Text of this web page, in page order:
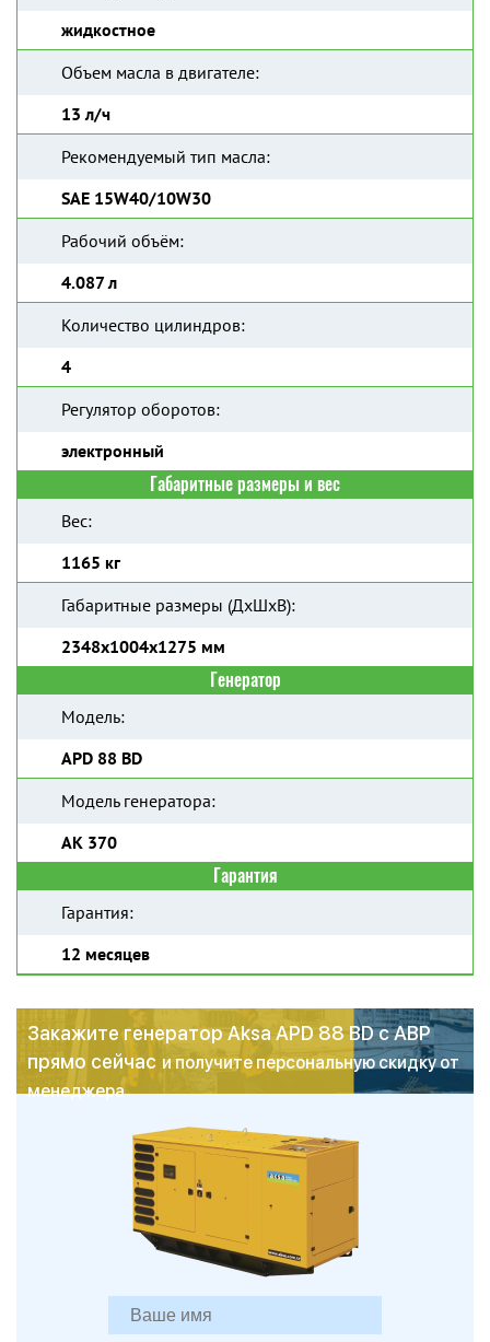
жидкостное
Объем масла в двигателе:
13 л/ч
Рекомендуемый тип масла:
SAE 15W40/10W30
Рабочий объём:
4.087 л
Количество цилиндров:
4
Регулятор оборотов:
электронный
Габаритные размеры и вес
Вес:
1165 кг
Габаритные размеры (ДхШхВ):
2348x1004x1275 мм
Генератор
Модель:
APD 88 BD
Модель генератора:
AK 370
Гарантия
Гарантия:
12 месяцев
Закажите генератор Aksa APD 88 BD с АВР
прямо сейчас и получите персональную скидку от
менеджера